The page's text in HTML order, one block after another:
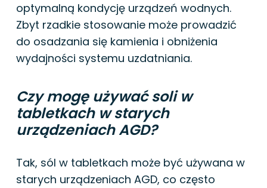
optymalną kondycję urządzeń wodnych.
Zbyt rzadkie stosowanie może prowadzić
do osadzania się kamienia i obniżenia
wydajności systemu uzdatniania.
Czy mogę używać soli w
tabletkach w starych
urządzeniach AGD?
Tak, sól w tabletkach może być używana w
starych urządzeniach AGD, co często